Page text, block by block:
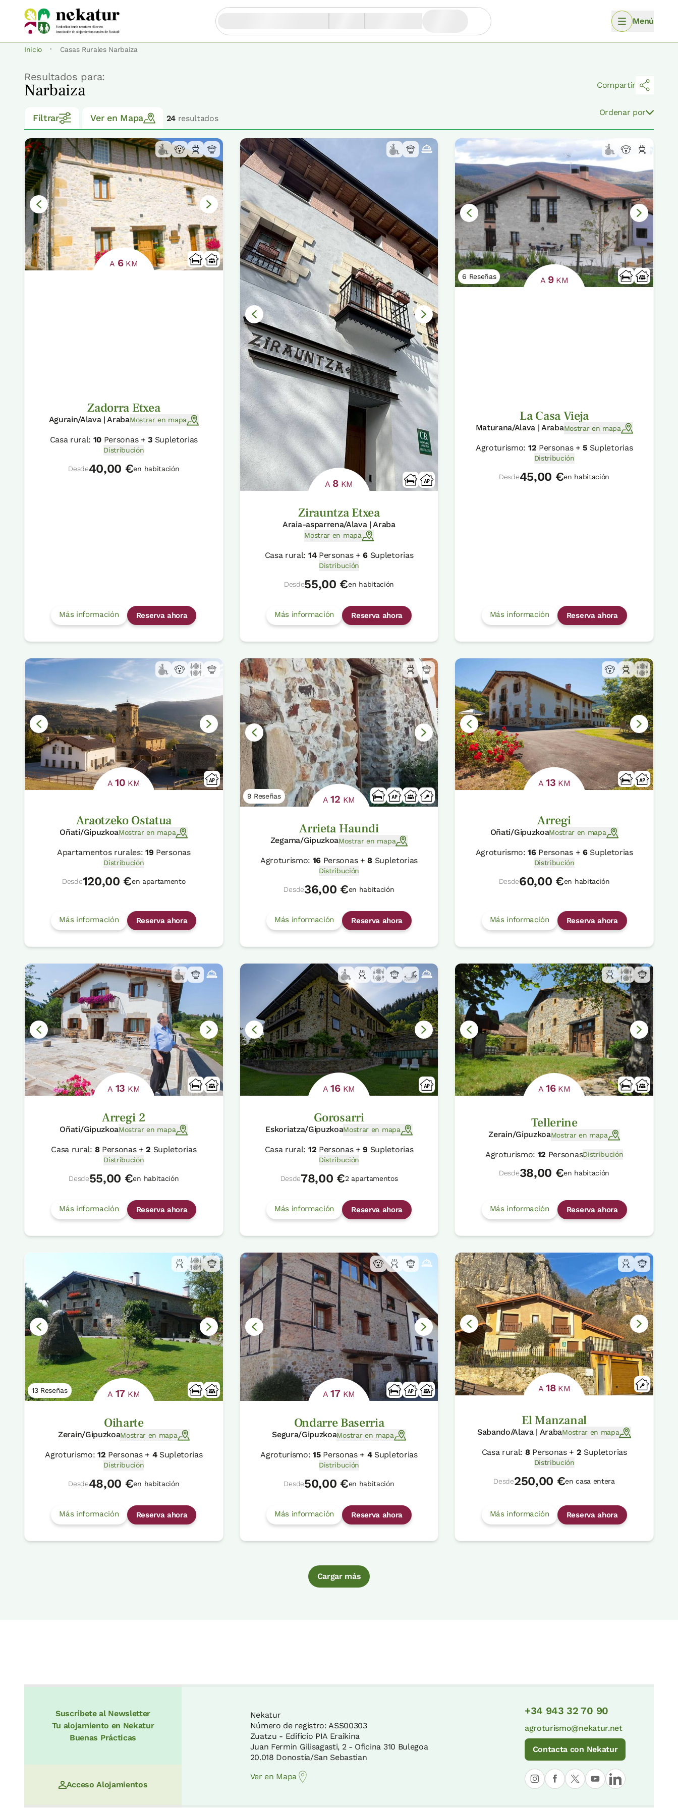
Menú
Inicio · Casas Rurales Narbaiza
Resultados para:
Narbaiza Compartir
Filtrar Ver en Mapa 24 resultados
Ordenar por
A 6KM
Zadorra Etxea
Agurain/Alava | ArabaMostrar en mapa
Casa rural: 10 Personas +3Supletorias
Distribución
Desde40,00 €en habitación
Más información Reserva ahora
A 8KM
Zirauntza Etxea
Araia-asparrena/Alava | Araba
Mostrar en mapa
Casa rural: 14Personas +6 Supletorias
Distribución
Desde55,00 €en habitación
Más información Reserva ahora
6 Reseñas A 9KM
La Casa Vieja
Maturana/Alava | ArabaMostrar en mapa
Agroturismo: 12 Personas +5 Supletorias
Distribución
Desde45,00 €en habitación
Más información Reserva ahora
A10 KM
Araotzeko Ostatua
Oñati/GipuzkoaMostrar en mapa
Apartamentos rurales:19 Personas
Distribución
Desde120,00 €en apartamento
Más información Reserva ahora
9 Reseñas A12 KM
Arrieta Haundi
Zegama/GipuzkoaMostrar en mapa
Agroturismo: 16 Personas +8Supletorias
Distribución
Desde36,00 €en habitación
Más información Reserva ahora
A13 KM
Arregi
Oñati/GipuzkoaMostrar en mapa
Agroturismo:16Personas + 6Supletorias
Distribución
Desde60,00 €en habitación
Más información Reserva ahora
A 13 KM
Arregi 2
Oñati/GipuzkoaMostrar en mapa
Casa rural: 8Personas +2 Supletorias
Distribución
Desde55,00 €en habitación
Más información Reserva ahora
A16KM
Gorosarri
Eskoriatza/GipuzkoaMostrar en mapa
Casa rural: 12 Personas +9 Supletorias
Distribución
Desde78,00 €2 apartamentos
Más información Reserva ahora
A16KM
Tellerine
Zerain/GipuzkoaMostrar en mapa
Agroturismo: 12 PersonasDistribución
Desde38,00 €en habitación
Más información Reserva ahora
13 Reseñas A 17 KM
Oiharte
Zerain/GipuzkoaMostrar en mapa
Agroturismo:12 Personas + 4Supletorias
Distribución
Desde48,00 €en habitación
Más información Reserva ahora
A17KM
Ondarre Baserria
Segura/GipuzkoaMostrar en mapa
Agroturismo:15Personas + 4Supletorias
Distribución
Desde50,00 €en habitación
Más información Reserva ahora
A18KM
El Manzanal
Sabando/Alava | ArabaMostrar en mapa
Casa rural: 8Personas + 2 Supletorias
Distribución
Desde250,00 €en casa entera
Más información Reserva ahora
Cargar más
Suscríbete al Newsletter
Tu alojamiento en Nekatur
Buenas Prácticas
Acceso Alojamientos
Nekatur
Número de registro: ASS00303
Zuatzu - Edificio PIA Eraikina
Juan Fermin Gilisagasti, 2 - Oficina 310 Bulegoa
20.018 Donostia/San Sebastian
Ver en Mapa
+34 943 32 70 90
agroturismo@nekatur.net
Contacta con Nekatur